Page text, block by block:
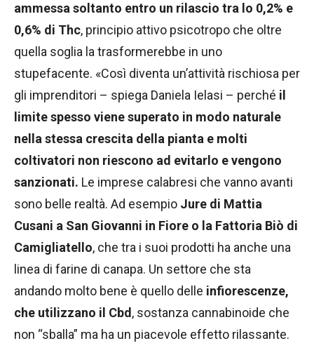
ammessa soltanto entro un rilascio tra lo 0,2% e
0,6% di Thc, principio attivo psicotropo che oltre
quella soglia la trasformerebbe in uno
stupefacente. «Così diventa un’attività rischiosa per
gli imprenditori – spiega Daniela Ielasi – perché il
limite spesso viene superato in modo naturale
nella stessa crescita della pianta e molti
coltivatori non riescono ad evitarlo e vengono
sanzionati. Le imprese calabresi che vanno avanti
sono belle realtà. Ad esempio Jure di Mattia
Cusani a San Giovanni in Fiore o la Fattoria Biò di
Camigliatello, che tra i suoi prodotti ha anche una
linea di farine di canapa. Un settore che sta
andando molto bene è quello delle infiorescenze,
che utilizzano il Cbd , sostanza cannabinoide che
non “sballa” ma ha un piacevole effetto rilassante.